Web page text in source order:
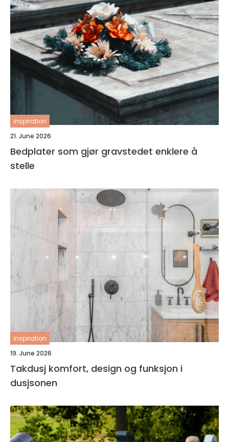
inspiration
21. June 2026
Bedplater som gjør gravstedet enklere å
stelle
inspiration
19. June 2026
Takdusj komfort, design og funksjon i
dusjsonen